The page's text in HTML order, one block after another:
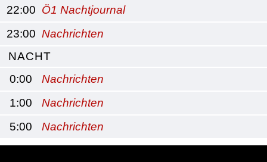
22:00 Ö1 Nachtjournal
23:00 Nachrichten
NACHT
0:00
Nachrichten
1:00
Nachrichten
5:00
Nachrichten